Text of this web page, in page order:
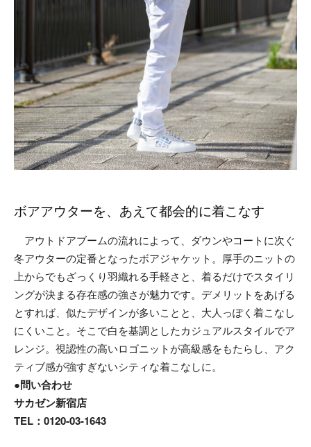
ボアアウターを、あえて都会的に着こなす
アウトドアブームの流れによって、ダウンやコートに次ぐ
冬アウターの定番となったボアジャケット。厚手のニットの
上からでもざっくり羽織れる手軽さと、着るだけでスタイリ
ングが決まる存在感の強さが魅力です。デメリットをあげる
とすれば、似たデザインが多いことと、大人っぽく着こなし
にくいこと。そこで白を基調としたカジュアルスタイルでア
レンジ。視認性の高いロゴニットが高級感をもたらし、アク
ティブ感が強すぎないシティな着こなしに。
●問い合わせ
サカゼン新宿店
TEL：0120-03-1643